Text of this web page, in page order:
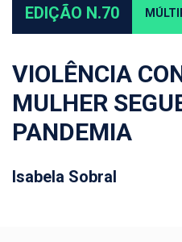
EDIÇÃO N.70
VIOLÊNCIA
MULHER
PANDEMIA
Isabela Sobral